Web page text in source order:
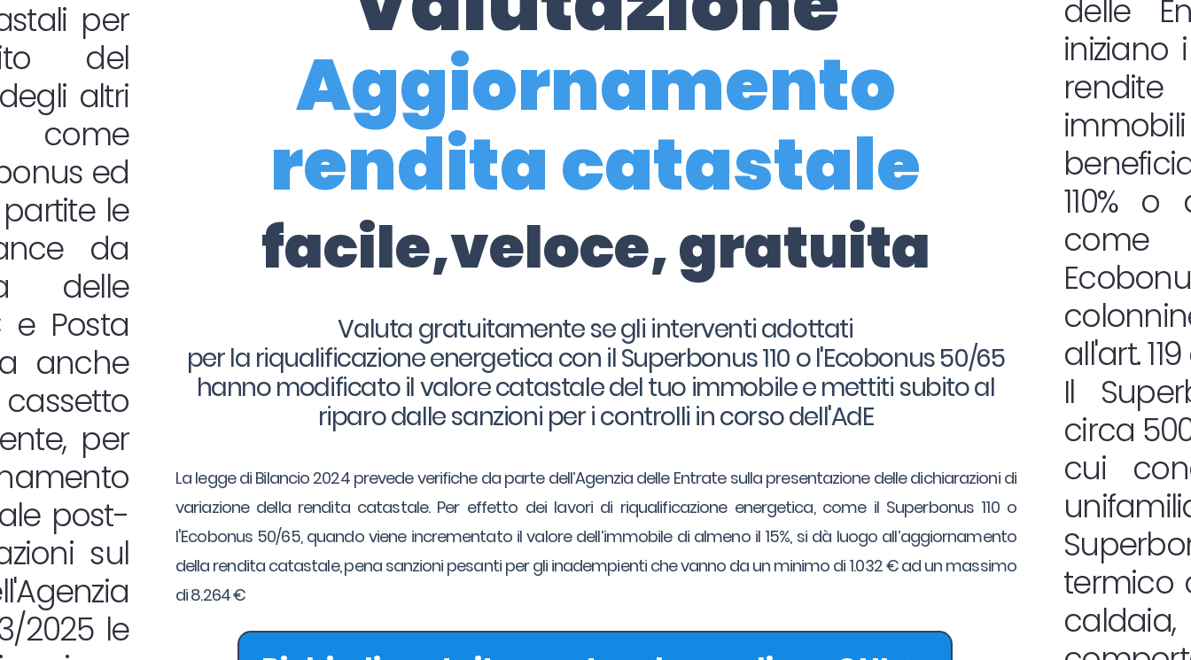
per
del
altri
ed
le
da
delle
e Posta
anche
per
post-
sul
2025 le
Aggiornamento
rendita catastale
facile,veloce, gratuita
Valuta gratuitamente se gli interventi adottati
per la riqualificazione energetica con il Superbonus 110 o l'Ecobonus 50/65
hanno modificato il valore catastale del tuo immobile e mettiti subito al
riparo dalle sanzioni per i controlli in corso dell'AdE
La legge di Bilancio 2024 prevede verifiche da parte dell’Agenzia delle Entrate sulla presentazione delle dichiarazioni di
variazione della rendita catastale. Per effetto dei lavori di riqualificazione energetica, come il Superbonus 110 o
l'Ecobonus 50/65, quando viene incrementato il valore dell’immobile di almeno il 15%, si dà luogo all’aggiornamento
della rendita catastale, pena sanzioni pesanti per gli inadempienti che vanno da un minimo di 1.032 € ad un massimo
di 8.264 €
delle
iniziano
110%
come
all'art.
Il
circa
cui
termico